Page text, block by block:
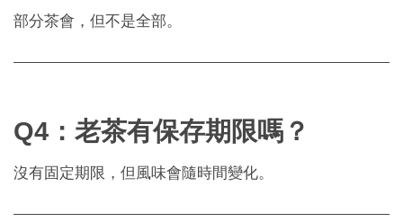
部分茶會，但不是全部。
Q4：老茶有保存期限嗎？
沒有固定期限，但風味會隨時間變化。